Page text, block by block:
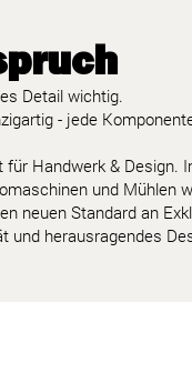
@wix
Detail wichtig.
- jede
Handwerk & Design.
und Mühlen
neuen Standard an
und herausragendes